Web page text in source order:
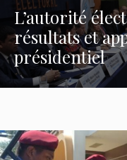
L’autorité
résultats et
présidentiel